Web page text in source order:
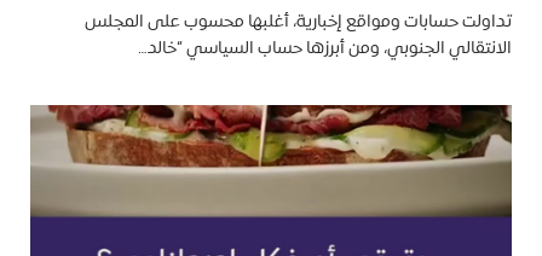
تداولت حسابات ومواقع إخبارية، أغلبها محسوب على المجلس
الانتقالي الجنوبي، ومن أبرزها حساب السياسي “خالد…